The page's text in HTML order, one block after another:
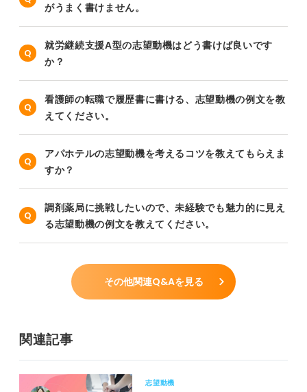
がうまく書けません。
就労継続支援A型の志望動機はどう書けば良いです
か？
看護師の転職で履歴書に書ける、志望動機の例文を教
えてください。
アパホテルの志望動機を考えるコツを教えてもらえま
すか？
調剤薬局に挑戦したいので、未経験でも魅力的に見え
る志望動機の例文を教えてください。
その他関連Q&Aを見る
関連記事
志望動機